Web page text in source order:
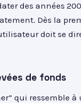
des années
Dès la
doit se
de fonds
qui ressemble